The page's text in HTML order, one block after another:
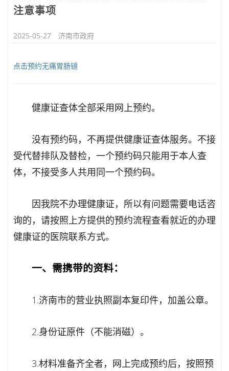
注意事项
2025-05-27 济南市政府
点击预约无痛胃肠镜
健康证查体全部采用网上预约。
没有预约码，不再提供健康证查体服务。不接
受代替排队及替检，一个预约码只能用于本人查
体，不接受多人共用同一个预约码。
因我院不办理健康证，所以有问题需要电话咨
询的，请按照上方提供的预约流程查看就近的办理
健康证的医院联系方式。
一、需携带的资料：
1.济南市的营业执照副本复印件，加盖公章。
2.身份证原件（不能消磁）。
3.材料准备齐全者，网上完成预约后，按照预